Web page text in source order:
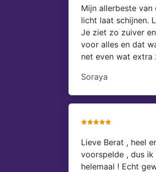
Mijn allerbeste
licht laat schijnen.
Je ziet zo zuiver
voor alles en dat
net even wat
Soraya
Lieve Berat , heel
voorspelde , dus
helemaal ! Echt